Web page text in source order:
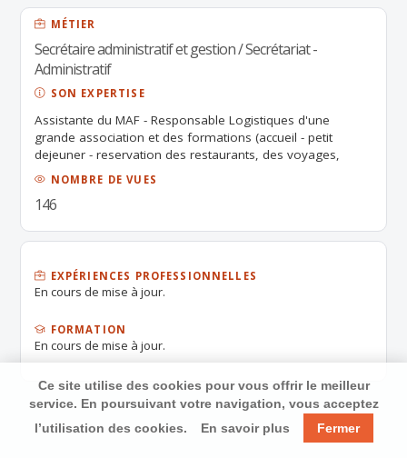
MÉTIER
Secrétaire administratif et gestion / Secrétariat -
Administratif
SON EXPERTISE
Assistante du MAF - Responsable Logistiques d'une
grande association et des formations (accueil - petit
dejeuner - reservation des restaurants, des voyages,
relations clientele et fournisseurs)
NOMBRE DE VUES
146
EXPÉRIENCES PROFESSIONNELLES
En cours de mise à jour.
FORMATION
En cours de mise à jour.
Ce site utilise des cookies pour vous offrir le meilleur
service. En poursuivant votre navigation, vous acceptez
l’utilisation des cookies.
En savoir plus Fermer